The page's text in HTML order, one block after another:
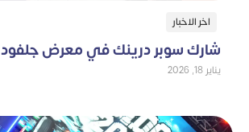
اخر الاخبار
شارك سوبر درينك في معرض جلفود 2025 بدبي
يناير 18, 2026